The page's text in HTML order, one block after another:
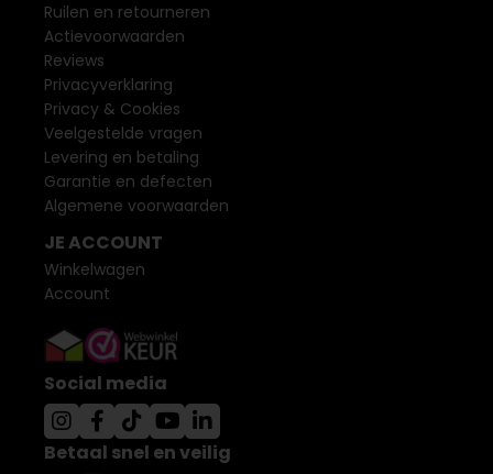
Ruilen en retourneren
Actievoorwaarden
Reviews
Privacyverklaring
Privacy & Cookies
Veelgestelde vragen
Levering en betaling
Garantie en defecten
Algemene voorwaarden
JE ACCOUNT
Winkelwagen
Account
Social media
Betaal snel en veilig